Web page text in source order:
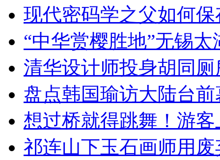
现代密码学之父如何
“中华赏樱胜地”无锡
清华设计师投身胡同
盘点韩国瑜访大陆台
想过桥就得跳舞！游客
祁连山下玉石画师用